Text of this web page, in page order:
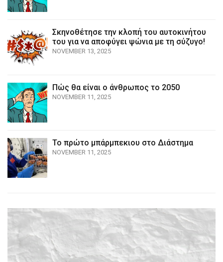
Σκηνοθέτησε την κλοπή του αυτοκινήτου
του για να αποφύγει ψώνια με τη σύζυγο!
NOVEMBER 13, 2025
Πώς θα είναι ο άνθρωπος το 2050
NOVEMBER 11, 2025
Το πρώτο μπάρμπεκιου στο Διάστημα
NOVEMBER 11, 2025